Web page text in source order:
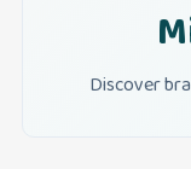
Discover